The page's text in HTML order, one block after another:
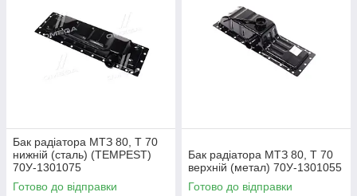
Бак радіатора МТЗ 80, Т 70
нижній (сталь) (TEMPEST)
70У-1301075
Готово до відправки
Бак радіатора МТЗ 80, Т 70
верхній (метал) 70У-1301055
Готово до відправки